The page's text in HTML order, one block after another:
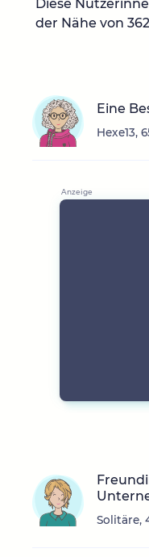
Diese
der Nähe von
Eine
Hexe13,
Solitäre,